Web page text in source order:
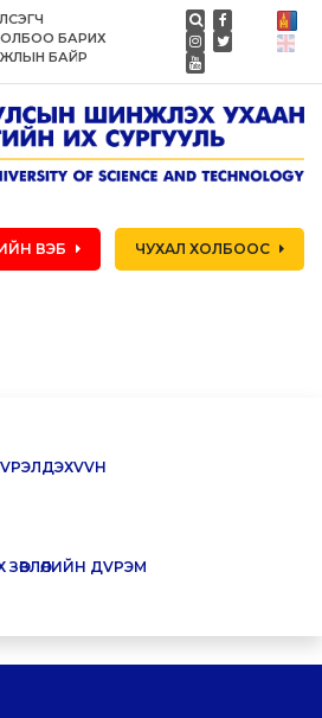
БАРИХ
БАЙР
ВЭБ ЧУХАЛ ХОЛБООС
ДVРЭМ